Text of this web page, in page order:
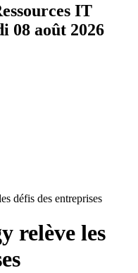
IT
08 août 2026
défis des entreprises
relève les